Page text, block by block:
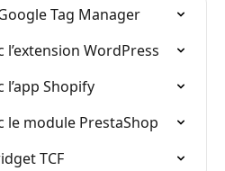
Tag Manager
WordPress
Shopify
le module PrestaShop
TCF